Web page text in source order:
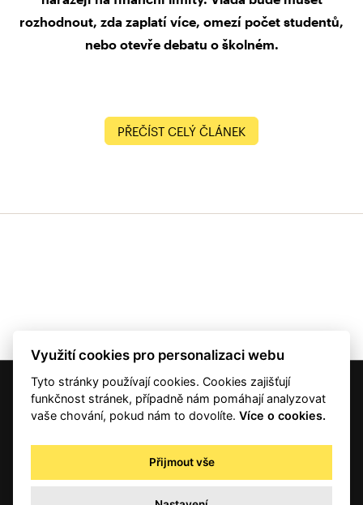
rozhodnout, zda zaplatí více, omezí počet studentů,
nebo otevře debatu o školném.
PŘEČÍST CELÝ ČLÁNEK
© 2001 — 2026 Copyright CMI News a dodavatelé obsahu. |
Autorská práva
Zpracování osobních údajů - registrovaní a předplatitelé
Zpracování osobních údajů pro novinářské a další účely
Využití cookies pro personalizaci webu
Tyto stránky používají cookies. Cookies zajišťují
funkčnost stránek, případně nám pomáhají analyzovat
vaše chování, pokud nám to dovolíte.Více o cookies.
Přijmout vše